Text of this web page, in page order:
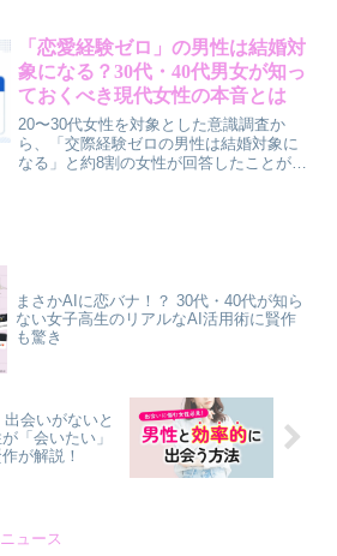
ャップを埋めるための本音と、賢作が提
案するスマートな解決策をお届けしま
す。
「恋愛経験ゼロ」の男性は結婚対
象になる？30代・40代男女が知っ
ておくべき現代女性の本音とは
20〜30代女性を対象とした意識調査か
ら、「交際経験ゼロの男性は結婚対象に
なる」と約8割の女性が回答したことが分
ントを、賢作が男性目線で解説します。
まさかAIに恋バナ！？ 30代・40代が知ら
ない女子高生のリアルなAI活用術に賢作
も驚き
会いがないと
「会いたい」
が解説！
ュース